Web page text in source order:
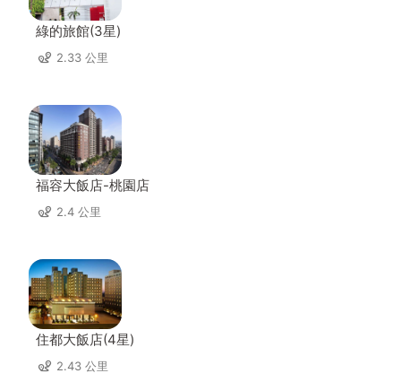
綠的旅館(3星)
2.33 公里
福容大飯店-桃園店
2.4 公里
住都大飯店(4星)
2.43 公里